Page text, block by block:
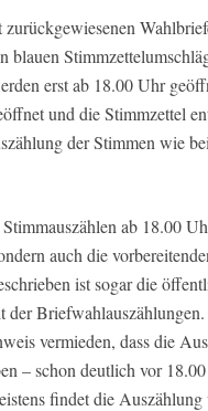
blauen
erst ab 18.00 Uhr
und die Stimmzettel
der Stimmen wie
ab 18.00
auch die
ist sogar die
der
vermieden, dass die
– schon deutlich vor
findet die